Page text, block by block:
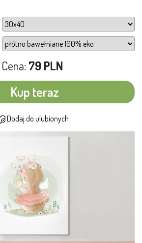
Cena: 79 PLN
Kup teraz
Dodaj do ulubionych